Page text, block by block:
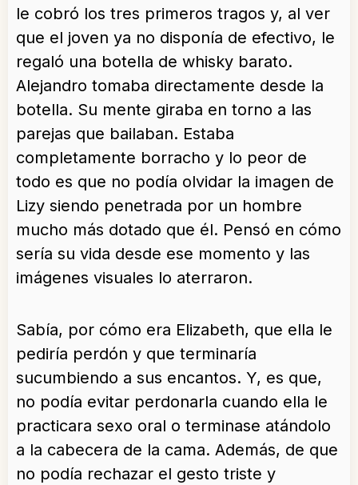
le cobró los tres primeros tragos y, al ver
que el joven ya no disponía de efectivo, le
regaló una botella de whisky barato.
Alejandro tomaba directamente desde la
botella. Su mente giraba en torno a las
parejas que bailaban. Estaba
completamente borracho y lo peor de
todo es que no podía olvidar la imagen de
Lizy siendo penetrada por un hombre
mucho más dotado que él. Pensó en cómo
sería su vida desde ese momento y las
imágenes visuales lo aterraron.
Sabía, por cómo era Elizabeth, que ella le
pediría perdón y que terminaría
sucumbiendo a sus encantos. Y, es que,
no podía evitar perdonarla cuando ella le
practicara sexo oral o terminase atándolo
a la cabecera de la cama. Además, de que
no podía rechazar el gesto triste y